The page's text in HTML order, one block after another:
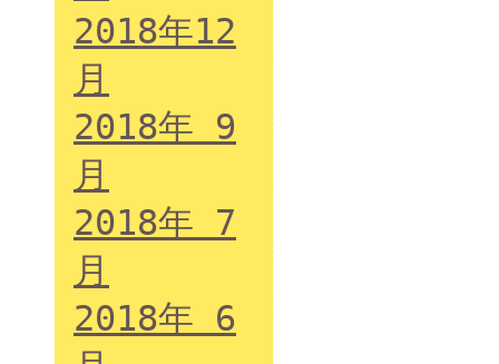
2018年12
月
2018年 9
月
2018年 7
月
2018年 6